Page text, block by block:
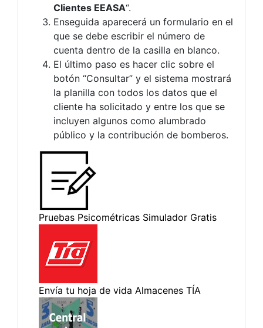
Clientes EEASA“.
Enseguida aparecerá un formulario en el
que se debe escribir el número de
cuenta dentro de la casilla en blanco.
El último paso es hacer clic sobre el
botón “Consultar” y el sistema mostrará
la planilla con todos los datos que el
cliente ha solicitado y entre los que se
incluyen algunos como alumbrado
público y la contribución de bomberos.